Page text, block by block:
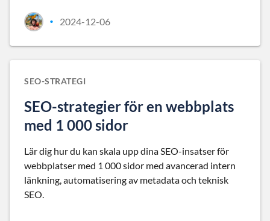
• 2024-12-06
SEO-STRATEGI
SEO-strategier för en webbplats
med 1 000 sidor
Lär dig hur du kan skala upp dina SEO-insatser för
webbplatser med 1 000 sidor med avancerad intern
länkning, automatisering av metadata och teknisk
SEO.